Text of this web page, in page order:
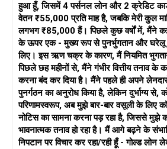
रणनीतिक ऋण चुकौती योजना
1. आवश्यक ऋणों के लिए न्यूनतम भुगतान
ऋणों पर न्यूनतम बकाया राशि का भुगतान करें,
सकती।
कानूनी मुद्दों से बचने के लिए आवश्यक व्यक्तिगत
2. पेडे लोन को पहले बंद करें
इन पर बहुत ज़्यादा जुर्माना लगता है और इन्हें पहले
अगर संभव हो तो एकमुश्त निपटान के लिए
हुआ हूँ, जिसमें 4 पर्सनल लोन और 2 क्रेडिट कार्ड
वेतन ₹55,000 प्रति माह है, जबकि मेरी कुल
लगभग ₹85,000 हैं। पिछले कुछ वर्षों में, मैंने
के ऊपर एक - मुख्य रूप से पुनर्भुगतान और घरेलू
लिए। इस ऋण चक्र के कारण, मैं नियमित भुगतान
पिछले छह महीनों से, मैंने गंभीर वित्तीय तनाव के
करना बंद कर दिया है। मैंने पहले ही अपने
पुनर्गठन का अनुरोध किया है, लेकिन दुर्भाग्य से,
परिणामस्वरूप, अब मुझे बार-बार वसूली के लिए
नोटिस का सामना करना पड़ रहा है, जिससे मुझे
भावनात्मक तनाव हो रहा है। मैं आगे बढ़ने के
निपटान पर विचार कर रहा/रही हूँ - गोल्ड